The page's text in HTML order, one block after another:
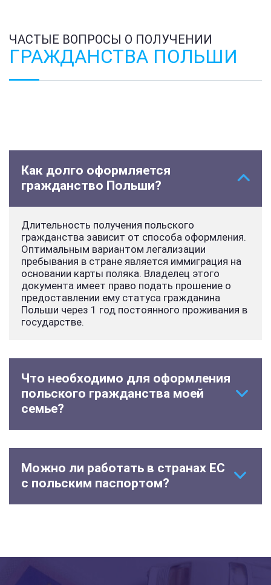
ЧАСТЫЕ ВОПРОСЫ О ПОЛУЧЕНИИ
ГРАЖДАНСТВА ПОЛЬШИ
Как долго оформляется
гражданство Польши?
Длительность получения польского
гражданства зависит от способа оформления.
Оптимальным вариантом легализации
пребывания в стране является иммиграция на
основании карты поляка. Владелец этого
документа имеет право подать прошение о
предоставлении ему статуса гражданина
Польши через 1 год постоянного проживания в
государстве.
Что необходимо для оформления
польского гражданства моей
семье?
Можно ли работать в странах ЕС
с польским паспортом?